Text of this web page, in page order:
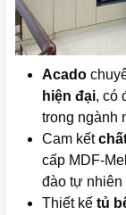
Acado
hiện đại, có
trong ngành
Cam kết
cấp
đào tự nhiên
Thiết kế tủ